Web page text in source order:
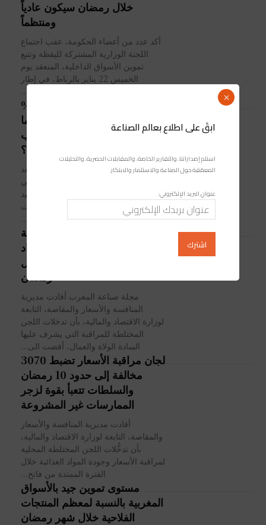
خلال رمضان سيكون عادياً
ومنتظماً
أكد عدد من أعضاء الحكومة، عقب اجتماع
اللجنة الوزارية المشتركة لليقظة وتتبع
تموين الأسواق الداخلية، المنعقد يوم
الخميس 22 يناير بالرباط، في إطار
الاستعدادات...
انخفاض إنتاج التمور بنسبة 10%
في الموسم الفلاحي القادم: ما
تأثير ذلك على المغاربة مع اقتراب
رمضان؟
مع اقتراب شهر رمضان المبارك، الذي يعد
من أكثر الشهور استهلاكًا للتمور في
المغرب، أعلنت وزارة الفلاحة والصيد
البحري والتنمية القروية والمياه والغابات
عن...
أسواق.. تسجيل 1275 مخالفة
و18.85 طن من المواد
الاستهلاكية غير الصالحة خلال
رمضان
مجلة صناعة المغرب أفادت مديرية
المنافسة والأسعار والمقاصة، التابعة
لوزارة الاقتصاد والمالية، بأن تدخلات اللجن
المختلطة للمراقبة التي يشرف عليها
السادة الولاة والعمال، أفضت الى...
لجان مراقبة الأسعار تضبط 3070
مخالفة إلى حدود 10 رمضان
والسلطات تتعبأ بقوة لزجر
الممارسات غير المشروعة
أفادت مديرية المنافسة والأسعار
والمقاصة، التابعة لوزارة الاقتصاد والمالية،
بأن تدخُّلات اللجن المختلطة المحلية
لمراقبة الأسعار وجودة المواد الغذائية خلال
الفترة الممتدة من فاتح...
مستوى تموين جيد بالأسواق
المغربية بالنسبة لمعظم المنتجات
الفلاحية خلال شهر رمضان
ابقَ على اطلاع بعالم الصناعة
استلم إصداراتنا، والتقارير الخاصة، والمقابلات الحصرية، والتحليلات
المعمّقة حول الصناعة والاستثمار والابتكار.
عنوان البريد الإلكتروني:
×